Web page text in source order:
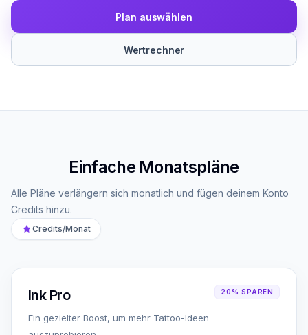
Plan auswählen
Wertrechner
Einfache Monatspläne
Alle Pläne verlängern sich monatlich und fügen deinem Konto
Credits hinzu.
Credits/Monat
Ink Pro
Ein gezielter Boost, um mehr Tattoo-Ideen
20% SPAREN